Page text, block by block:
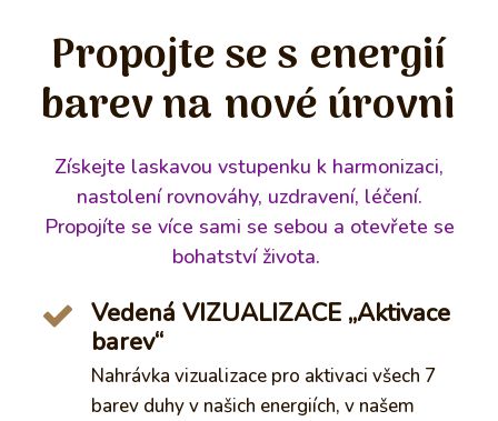
Propojte se s energií
barev na nové úrovni
Získejte laskavou vstupenku k harmonizaci,
nastolení rovnováhy, uzdravení, léčení.
Propojíte se více sami se sebou a otevřete se
bohatství života.
Vedená VIZUALIZACE „Aktivace
barev“
Nahrávka vizualizace pro aktivaci všech 7
barev duhy v našich energiích, v našem